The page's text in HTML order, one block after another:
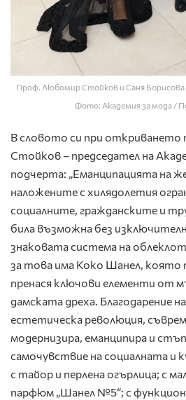
Проф. Любомир Стойков и Саня Борисова
Фото: Академия за мода /
В словото си при
Стойков – председател на
подчерта: „Еманципацията на
наложените с хилядолетия
социалните, гражданските и
била възможна без
знаковата система на
за това има Коко Шанел, която
пренася ключови елементи от
дамската дреха. Благодарение
естетическа революция,
модернизира, еманципира и
самочувствие на социалната и
с тайор и перлена огърлица; с
парфюм „Шанел №5“; с